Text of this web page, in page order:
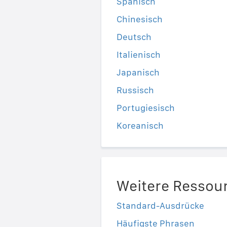
Chinesisch
Deutsch
Italienisch
Japanisch
Russisch
Portugiesisch
Koreanisch
Weitere
Standard-Ausdrücke
Häufigste Phrasen